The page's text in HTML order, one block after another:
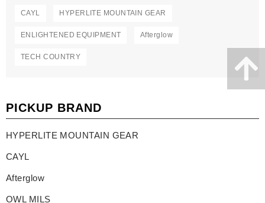
CAYL HYPERLITE MOUNTAIN GEAR
ENLIGHTENED EQUIPMENT Afterglow
TECH COUNTRY
PICKUP BRAND
HYPERLITE MOUNTAIN GEAR
CAYL
Afterglow
OWL MILS